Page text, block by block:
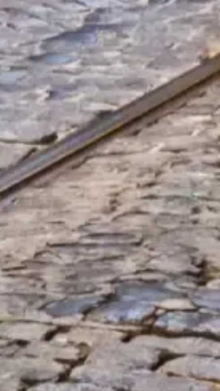
Přeskočte frontu se svými vstupenkami
Objevte naše nejlepší možnosti vstupenek, navržené pro pohodlnou
návštěvu s prioritním vstupem a odborným vedením.
Rezervovat vstupenky
Průvodce Lisabonskou turistickou kartou
Nezávislé a praktické informace o Lisabonské turistické kartě - co
zahrnuje, jak ji aktivovat a jak si chytře naplánovat dny ve městě.
©2026 Tento web je nezávislý a není oficiálně propojen s
městským dopravním podnikem, jednotlivými muzei ani oficiálními
turistickými institucemi.
Tento web lisboncard.pt je nezávislá informační platforma věnovaná
Lisabonská turistická karta.
Každá registrovaná značka nebo ochranná známka je majetkem
svého vlastníka. Pro dotazy týkající se vstupenek kontaktujte přímo
poskytovatele vstupenek. Kontaktujte nás
Rychlé odkazy
Vyberte si vstupenky
Návštěvní doba
Co vidět
FAQ